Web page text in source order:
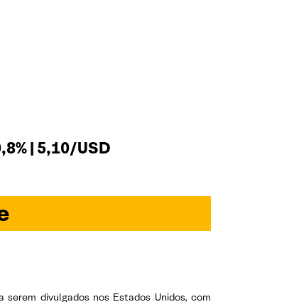
| 5,10/USD
divulgados nos Estados Unidos, com